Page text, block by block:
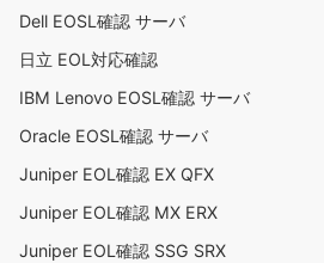
Dell EOSL確認 サーバ
日立 EOL対応確認
IBM Lenovo EOSL確認 サーバ
Oracle EOSL確認 サーバ
Juniper EOL確認 EX QFX
Juniper EOL確認 MX ERX
Juniper EOL確認 SSG SRX